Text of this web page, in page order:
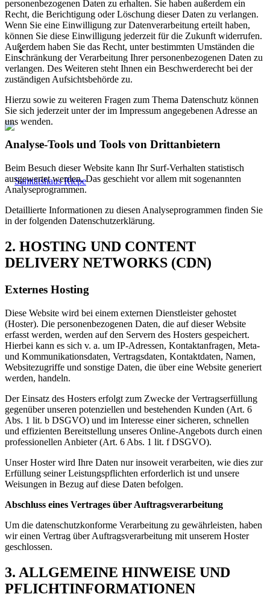
personenbezogenen Daten zu erhalten. Sie haben außerdem ein
Recht, die Berichtigung oder Löschung dieser Daten zu verlangen.
Wenn Sie eine Einwilligung zur Datenverarbeitung erteilt haben,
können Sie diese Einwilligung jederzeit für die Zukunft widerrufen.
Außerdem haben Sie das Recht, unter bestimmten Umständen die
Einschränkung der Verarbeitung Ihrer personenbezogenen Daten zu
verlangen. Des Weiteren steht Ihnen ein Beschwerderecht bei der
zuständigen Aufsichtsbehörde zu.
Hierzu sowie zu weiteren Fragen zum Thema Datenschutz können
Sie sich jederzeit unter der im Impressum angegebenen Adresse an
uns wenden.
Analyse-Tools und Tools von Dritt­anbietern
Beim Besuch dieser Website kann Ihr Surf-Verhalten statistisch
ausgewertet werden. Das geschieht vor allem mit sogenannten
Analyseprogrammen.
Detaillierte Informationen zu diesen Analyseprogrammen finden Sie
in der folgenden Datenschutzerklärung.
2. HOSTING UND CONTENT
DELIVERY NETWORKS (CDN)
Externes Hosting
Diese Website wird bei einem externen Dienstleister gehostet
(Hoster). Die personenbezogenen Daten, die auf dieser Website
erfasst werden, werden auf den Servern des Hosters gespeichert.
Hierbei kann es sich v. a. um IP-Adressen, Kontaktanfragen, Meta-
und Kommunikationsdaten, Vertragsdaten, Kontaktdaten, Namen,
Websitezugriffe und sonstige Daten, die über eine Website generiert
werden, handeln.
Der Einsatz des Hosters erfolgt zum Zwecke der Vertragserfüllung
gegenüber unseren potenziellen und bestehenden Kunden (Art. 6
Abs. 1 lit. b DSGVO) und im Interesse einer sicheren, schnellen
und effizienten Bereitstellung unseres Online-Angebots durch einen
professionellen Anbieter (Art. 6 Abs. 1 lit. f DSGVO).
Unser Hoster wird Ihre Daten nur insoweit verarbeiten, wie dies zur
Erfüllung seiner Leistungspflichten erforderlich ist und unsere
Weisungen in Bezug auf diese Daten befolgen.
Abschluss eines Vertrages über Auftragsverarbeitung
Um die datenschutzkonforme Verarbeitung zu gewährleisten, haben
wir einen Vertrag über Auftragsverarbeitung mit unserem Hoster
geschlossen.
3. ALLGEMEINE HINWEISE UND
PFLICHT­INFORMATIONEN